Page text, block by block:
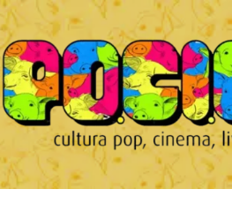
Ir
para
o
conteúdo